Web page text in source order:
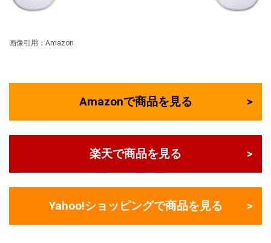
画像引用：Amazon
Amazonで商品を見る
楽天で商品を見る
Yahoo!ショッピングで商品を見る